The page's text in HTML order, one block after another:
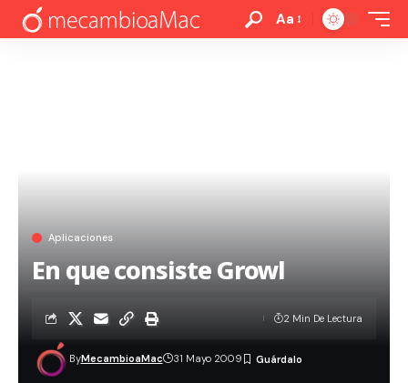
Aa
Aplicaciones
En que consiste Growl
ByMecambioaMac 31 Mayo 2009
2 Min De Lectura